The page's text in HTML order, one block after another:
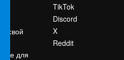
свой
для
TikTok
Discord
X
Reddit